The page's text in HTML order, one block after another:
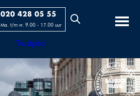
020 428 05 55
Ma. t/m vr. 9.00 - 17.00 uur
Trustpilot